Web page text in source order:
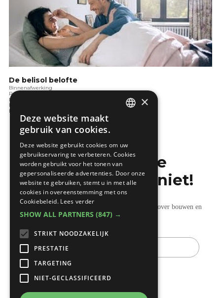
De belisol belofte
Binnenafwerking
Ramen en deuren
Nadenken over bouwen
Bouwen in de toekomst
Bouwen en de wet
Mis de laatste
bouwnieuwtjes niet!
Ontvang onze wekelijkse updates vol nuttige tips over bouwen en
verbouwen.
E-
mail
×
Deze website maakt
gebruik van cookies.
Deze website gebruikt cookies om uw
gebruikservaring te verbeteren. Cookies
worden gebruikt voor het tonen van
gepersonaliseerde advertenties. Door onze
website te gebruiken, stemt u in met alle
cookies in overeenstemming met ons
Cookiebeleid. Lees verder
SHOW ALL PARTNERS (847) →
STRIKT NOODZAKELIJK
PRESTATIE
TARGETING
NIET-GECLASSIFICEERD